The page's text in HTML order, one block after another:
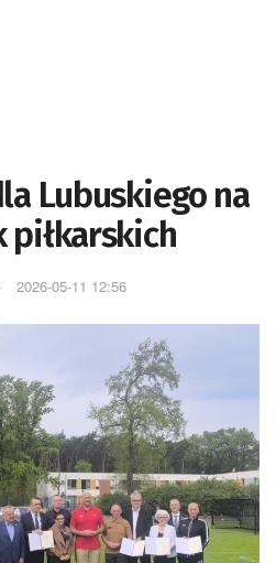
Lubuskiego na
piłkarskich
2026-05-11 12:56